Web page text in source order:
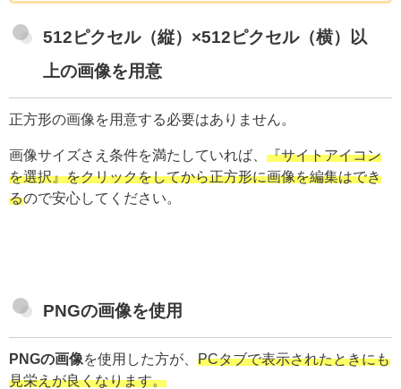
512ピクセル（縦）×512ピクセル（横）以
上の画像を用意
正方形の画像を用意する必要はありません。
画像サイズさえ条件を満たしていれば、 『サイトアイコン
を選択』をクリックをしてから正方形に画像を編集はでき
るので安心してください。
PNGの画像を使用
PNGの画像を使用した方が、 PCタブで表示されたときにも
見栄えが良くなります。